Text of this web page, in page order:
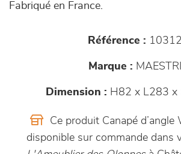
Fabriqué en France.
Référence : 10312
Marque : MAESTRI
Dimension : H82 x L283 x
Ce produit Canapé d’angle
disponible sur commande dans